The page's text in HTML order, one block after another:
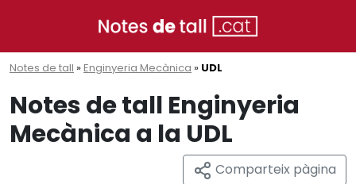
Notes de tall »Enginyeria Mecànica » UDL
Notes de tall Enginyeria
Mecànica a la UDL
Comparteix pàgina